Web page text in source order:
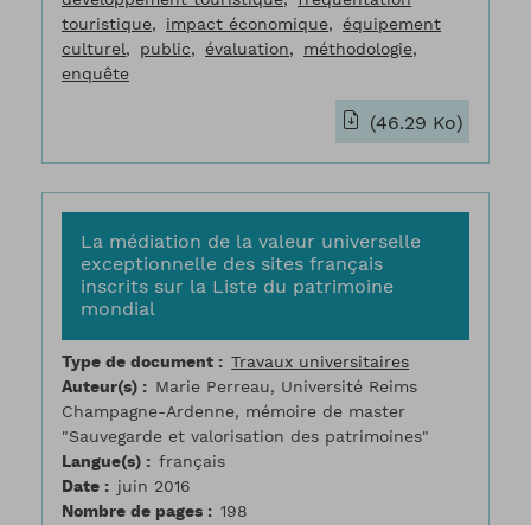
touristique
impact économique
équipement
culturel
public évaluation
méthodologie
enquête
(46.29 Ko)
La médiation de la valeur universelle
exceptionnelle des sites français
inscrits sur la Liste du patrimoine
mondial
Type de document
Travaux universitaires
Auteur(s)
Marie Perreau, Université Reims
Champagne-Ardenne, mémoire de master
"Sauvegarde et valorisation des patrimoines"
Langue(s)
français
Date
juin 2016
Nombre de pages
198